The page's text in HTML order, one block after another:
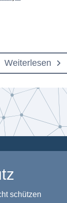
Weiterlesen
schützen